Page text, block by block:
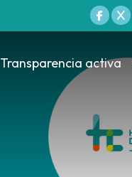
Transparencia activa